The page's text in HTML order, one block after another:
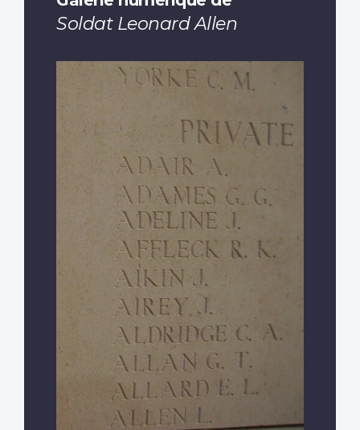
Soldat Leonard Allen